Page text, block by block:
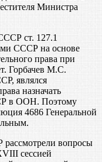
Министра
ст. 127.1
СССР на основе
права при
Горбачев М.С.
являлся
назначать
в ООН. Поэтому
4686 Генеральной
вопросы
сессией